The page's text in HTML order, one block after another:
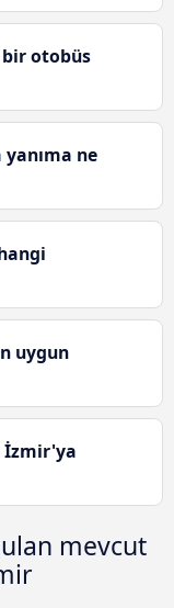
otobüs
ne
uygun
İzmir'ya
mevcut